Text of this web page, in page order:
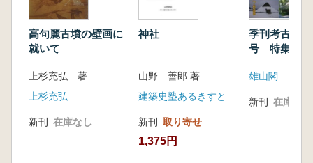
高句麗古墳の壁画に
就いて
上杉充弘 著
上杉充弘
新刊 在庫なし
神社
山野 善郎 著
建築史塾あるきすと
新刊 取り寄せ
1,375円
季刊考古学
号 特集:古
雄山閣
新刊 在庫なし